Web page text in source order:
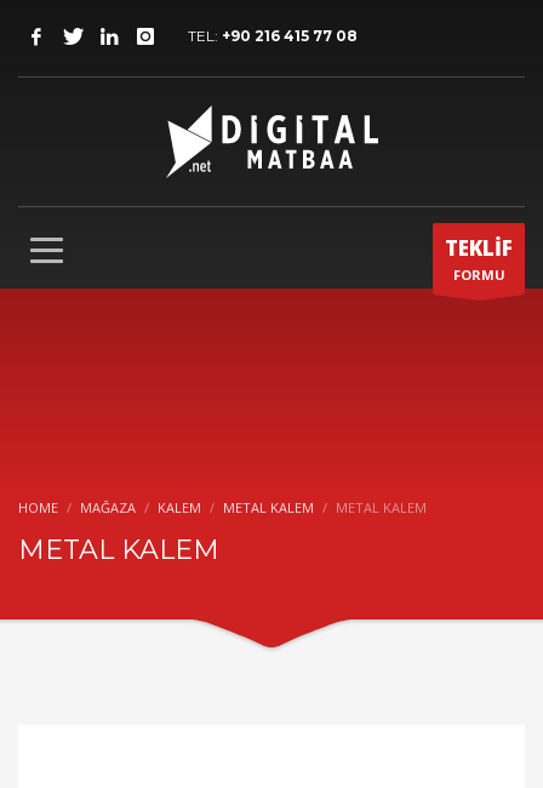
TEL: +90 216 415 77 08
TEKLİF
FORMU
HOME MAĞAZA KALEM METAL KALEM METAL KALEM
METAL KALEM